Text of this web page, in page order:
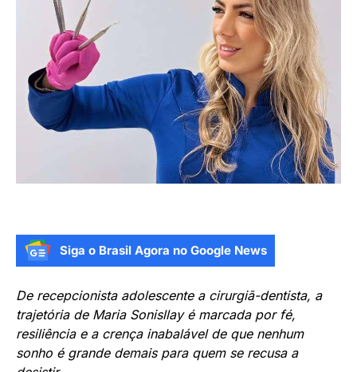
Siga o Brasil Agora no Google News
De recepcionista adolescente a cirurgiã-dentista, a
trajetória de Maria Sonisllay é marcada por fé,
resiliência e a crença inabalável de que nenhum
sonho é grande demais para quem se recusa a